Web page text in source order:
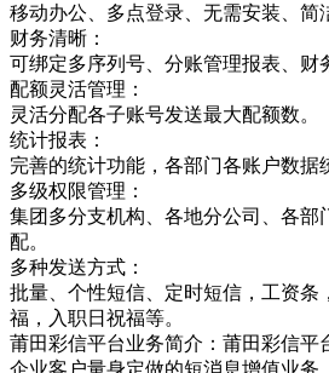
移动办公、多点登录、无需安装、简
财务清晰：
可绑定多序列号、分账管理报表、财
配额灵活管理：
灵活分配各子账号发送最大配额数。
统计报表：
完善的统计功能，各部门各账户数据
多级权限管理：
集团多分支机构、各地分公司、各部
配。
多种发送方式：
批量、个性短信、定时短信，工资条
福，入职日祝福等。
莆田彩信平台业务简介：莆田彩信平
企业客户量身定做的短消息增值业务